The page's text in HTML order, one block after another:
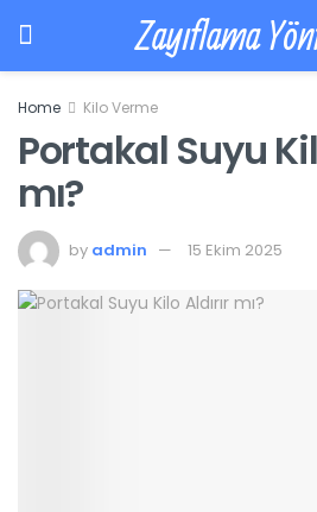
Zayıflama
Home Kilo Verme
Portakal Suyu
mı?
by admin 15 Ekim 2025